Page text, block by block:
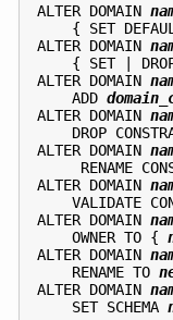
ALTER DOMAIN
{ SET
ALTER DOMAIN
{ SET |
ALTER DOMAIN
    ADD
ALTER DOMAIN
DROP
ALTER DOMAIN
RENAME
ALTER DOMAIN
VALIDATE
ALTER DOMAIN
    OWNER TO {
ALTER DOMAIN
    RENAME TO
ALTER DOMAIN
    SET SCHEMA